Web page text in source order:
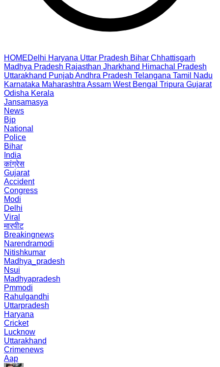
HOMEDelhi Haryana Uttar Pradesh Bihar Chhattisgarh
Madhya Pradesh Rajasthan Jharkhand Himachal Pradesh
Uttarakhand PunjabAndhra Pradesh Telangana Tamil Nadu
Karnataka Maharashtra Assam West Bengal Tripura Gujarat
Odisha Kerala
Jansamasya
News
Bjp
National
Police
Bihar
India
कांग्रेस
Gujarat
Accident
Congress
Modi
Delhi
Viral
मारपीट
Breakingnews
Narendramodi
Nitishkumar
Madhya_pradesh
Nsui
Madhyapradesh
Pmmodi
Rahulgandhi
Uttarpradesh
Haryana
Cricket
Lucknow
Uttarakhand
Crimenews
Aap